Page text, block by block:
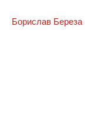
Бopиcлaв Бepeзa